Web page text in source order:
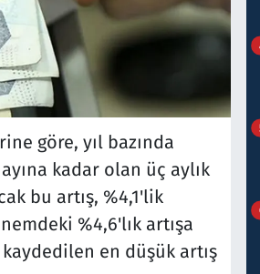
göre, yıl bazında
kadar olan üç aylık
bu artış, %4,1'lik
%4,6'lık artışa
en düşük artış